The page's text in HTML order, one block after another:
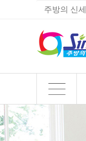
하위